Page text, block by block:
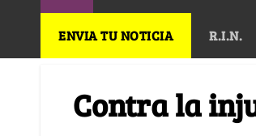
ENVIA TU NOTICIA R.I.N.
Contra la